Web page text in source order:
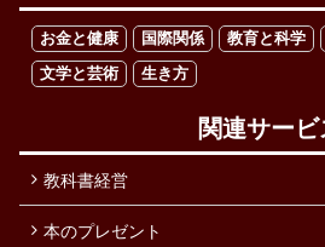
お金と健康 国際関係 教育と科学
文学と芸術
生き方
関連サービ
教科書経営
本のプレゼント